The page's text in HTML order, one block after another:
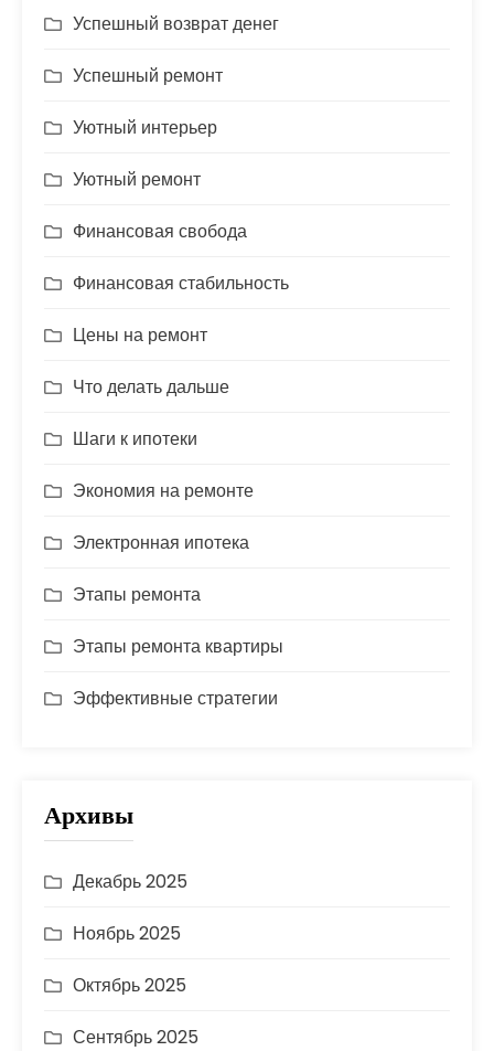
Успешный возврат денег
Успешный ремонт
Уютный интерьер
Уютный ремонт
Финансовая свобода
Финансовая стабильность
Цены на ремонт
Что делать дальше
Шаги к ипотеки
Экономия на ремонте
Электронная ипотека
Этапы ремонта
Этапы ремонта квартиры
Эффективные стратегии
Архивы
Декабрь 2025
Ноябрь 2025
Октябрь 2025
Сентябрь 2025